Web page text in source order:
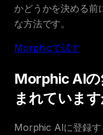
かどうかを決める前
な方法です。
Morphicで試す
Morphic AI
まれています
Morphic AIに登録す